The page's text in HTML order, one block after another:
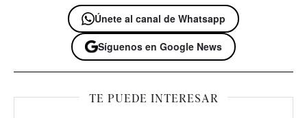
Únete al canal de Whatsapp
Síguenos en Google News
TE PUEDE INTERESAR